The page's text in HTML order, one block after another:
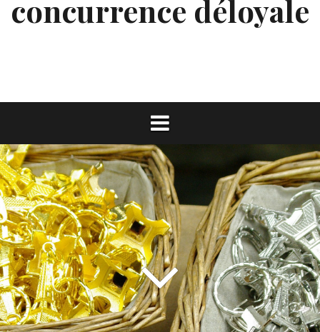
concurrence déloyale